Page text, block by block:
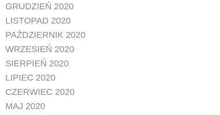
GRUDZIEŃ 2020
LISTOPAD 2020
PAŹDZIERNIK 2020
WRZESIEŃ 2020
SIERPIEŃ 2020
LIPIEC 2020
CZERWIEC 2020
MAJ 2020